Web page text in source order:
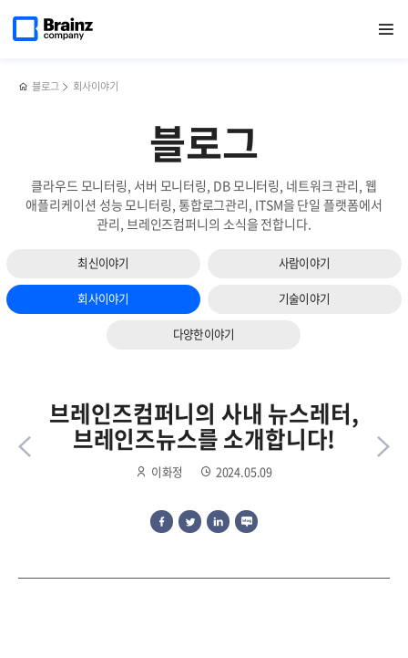
열기
페이지로
블로그 회사이야기
블로그
클라우드 모니터링, 서버 모니터링, DB 모니터링, 네트워크 관리, 웹
애플리케이션 성능 모니터링, 통합로그관리, ITSM을 단일 플랫폼에서
관리, 브레인즈컴퍼니의 소식을 전합니다.
최신이야기 사람이야기
회사이야기 기술이야기
다양한이야기
네트워크)
브레인즈컴퍼니의 사내 뉴스레터,
브레인즈뉴스를 소개합니다!
이화정 2024.05.09
관리의
다음
슬라이드